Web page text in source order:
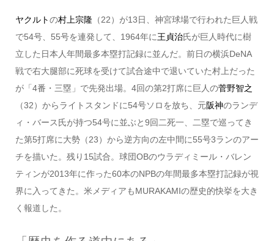
ヤクルトの村上宗隆 （22）が13日、神宮球場で行われた巨人戦
で54号、55号を連発して、1964年に王貞治氏が巨人時代に樹
立した日本人年間最多本塁打記録に並んだ。前日の横浜DeNA
戦で右大腿部に死球を受けて試合途中で退いていた村上だった
が「4番・三塁」で先発出場。4回の第2打席に巨人の菅野智之
（32）からライトスタンドに54号ソロを放ち、元阪神のランデ
ィ・バース氏が持つ54号に並ぶと9回二死一、二塁で巡ってき
た第5打席に大勢（23）から逆方向の左中間に55号3ランのアー
チを描いた。残り15試合。球団OBのウラディミール・バレン
ティンが2013年に作った60本のNPBの年間最多本塁打記録が視
界に入ってきた。米メディアもMURAKAMIの歴史的快挙を大き
く報道した。